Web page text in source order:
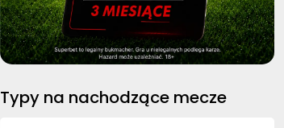
Typy na nachodzące mecze